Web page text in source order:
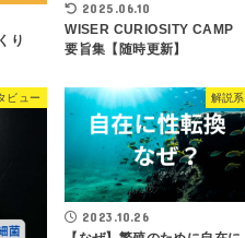
り
2025.06.10
WISER CURIOSITY CAMP
要旨集【随時更新】
ビュー 解説系
2023.10.26